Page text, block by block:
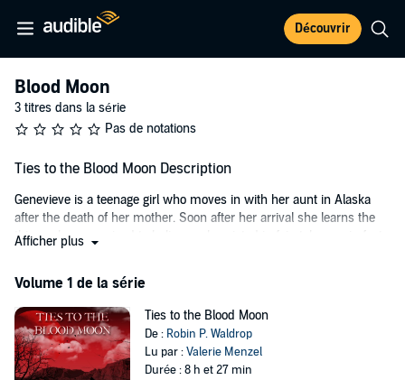
Découvrir
Blood Moon
3 titres dans la série
Pas de notations
Ties to the Blood Moon Description
Genevieve is a teenage girl who moves in with her aunt in Alaska
after the death of her mother. Soon after her arrival she learns the
things she was raised to believe only existed in fairytales are in fact
he's not who she thought he was either.
This is a Young Adult paranormal urban fantasy romance with mild
language and mild sexual situations recommended for readers in
grade 9 and up.
Afficher plus
Volume 1 de la série
Ties to the Blood Moon
De : Robin P. Waldrop
Lu par :Valerie Menzel
Durée : 8 h et 27 min